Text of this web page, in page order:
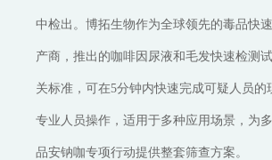
中检出。博拓生物作为全球领先的毒品快
产商，推出的咖啡因尿液和毛发快速检测
关标准，可在5分钟内快速完成可疑人员的
专业人员操作，适用于多种应用场景，为
品安钠咖专项行动提供整套筛查方案。